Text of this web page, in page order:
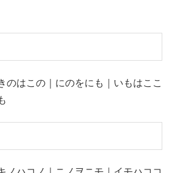
のはこの｜にのをにも｜いもはここ